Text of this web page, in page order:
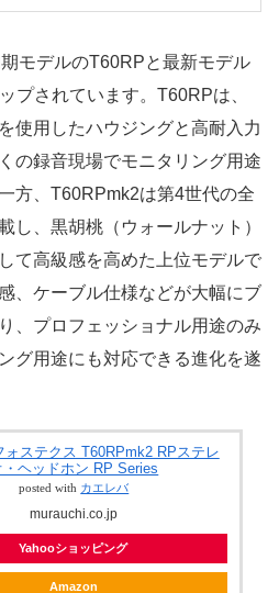
モデルのT60RPと最新モデル
プされています。T60RPは、
使用したハウジングと高耐入力
の録音現場でモニタリング用途
方、T60RPmk2は第4世代の全
し、黒胡桃（ウォールナット）
て高級感を高めた上位モデルで
、ケーブル仕様などが大幅にブ
、プロフェッショナル用途のみ
グ用途にも対応できる進化を遂
ォステクス T60RPmk2 RPステレ
・ヘッドホン RP Series
posted with カエレバ
murauchi.co.jp
Yahooショッピング
Amazon